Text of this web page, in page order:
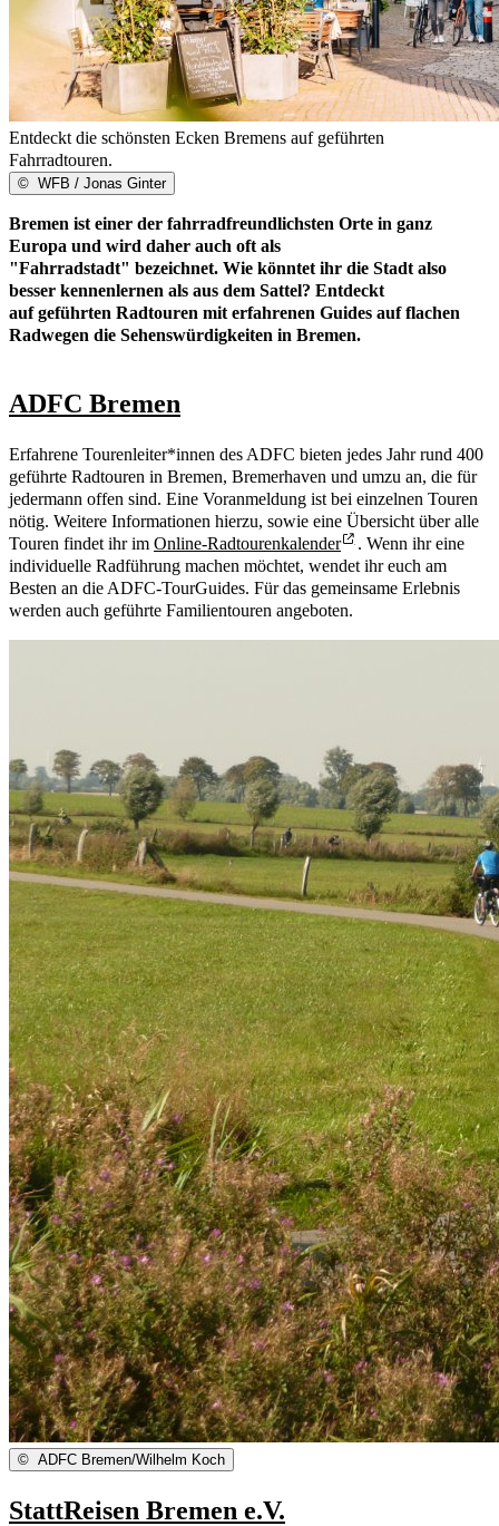
Entdeckt die schönsten Ecken Bremens auf geführten
Fahrradtouren.
© WFB / Jonas Ginter
Bremen ist einer der fahrradfreundlichsten Orte in ganz
Europa und wird daher auch oft als
"Fahrradstadt" bezeichnet. Wie könntet ihr die Stadt also
besser kennenlernen als aus dem Sattel? Entdeckt
auf geführten Radtouren mit erfahrenen Guides auf flachen
Radwegen die Sehenswürdigkeiten in Bremen.
ADFC Bremen
Erfahrene Tourenleiter*innen des ADFC bieten jedes Jahr rund 400
geführte Radtouren in Bremen, Bremerhaven und umzu an, die für
jedermann offen sind. Eine Voranmeldung ist bei einzelnen Touren
nötig. Weitere Informationen hierzu, sowie eine Übersicht über alle
Touren findet ihr im Online-Radtourenkalender
. Wenn ihr eine
individuelle Radführung machen möchtet, wendet ihr euch am
Besten an die ADFC-TourGuides. Für das gemeinsame Erlebnis
werden auch geführte Familientouren angeboten.
© ADFC Bremen/Wilhelm Koch
StattReisen Bremen e.V.